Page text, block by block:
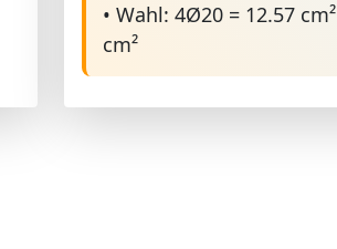
• Wahl: 4Ø20 = 12.57
cm²